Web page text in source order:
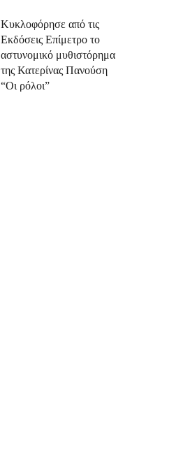
Κυκλοφόρησε από τις
Εκδόσεις Επίμετρο το
αστυνομικό μυθιστόρημα
της Κατερίνας Πανούση
“Οι ρόλοι”